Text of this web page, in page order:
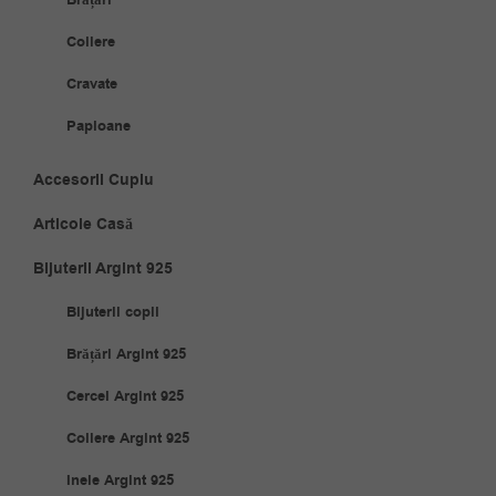
Coliere
Cravate
Papioane
Accesorii Cuplu
Articole Casă
Bijuterii Argint 925
Bijuterii copii
Brățări Argint 925
Cercei Argint 925
Coliere Argint 925
Inele Argint 925